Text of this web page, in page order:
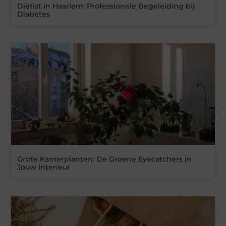
Diëtist in Haarlem: Professionele Begeleiding bij
Diabetes
Grote Kamerplanten: De Groene Eyecatchers in
Jouw Interieur